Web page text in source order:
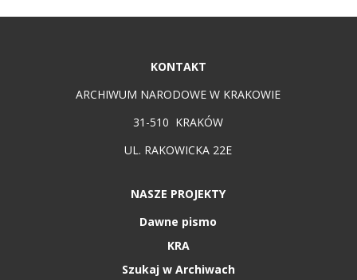
KONTAKT
ARCHIWUM NARODOWE W KRAKOWIE
31-510 KRAKÓW
UL. RAKOWICKA 22E
NASZE PROJEKTY
Dawne pismo
KRA
Szukaj w Archiwach